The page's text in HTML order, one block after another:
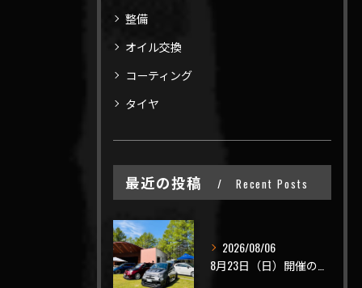
整備
オイル交換
コーティング
タイヤ
最近の投稿 Recent Posts
2026/08/06
8月23日（日）開催のビーナスラインを走ろうの会 夏の陣